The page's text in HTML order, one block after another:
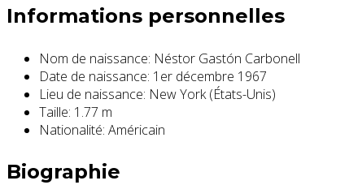
Informations personnelles
Nom de naissance: Néstor Gastón Carbonell
Date de naissance: 1er décembre 1967
Lieu de naissance: New York (États-Unis)
Taille: 1.77 m
Nationalité: Américain
Biographie